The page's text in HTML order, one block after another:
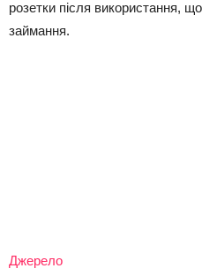
розетки після використання,
займання.
Джерело